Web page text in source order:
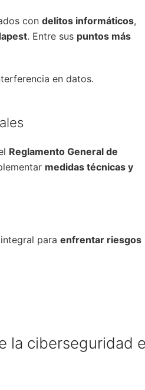
condelitos informáticos,
. Entre sus puntos más
en datos.
Reglamento General de
medidas técnicas y
integral paraenfrentar riesgos
la ciberseguridad